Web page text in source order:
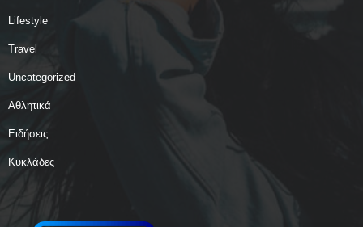
Lifestyle
Travel
Uncategorized
Αθλητικά
Ειδήσεις
Κυκλάδες